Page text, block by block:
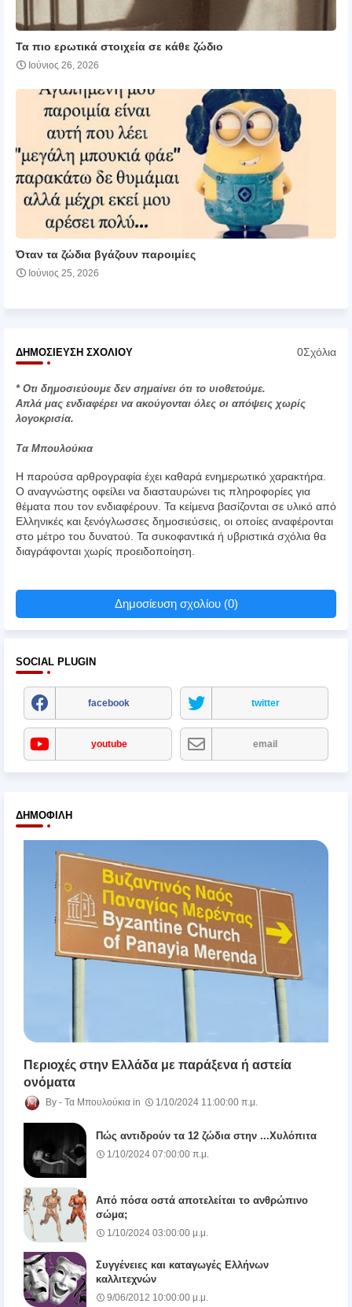
Τα πιο ερωτικά στοιχεία σε κάθε ζώδιο
Ιούνιος 26, 2026
Όταν τα ζώδια βγάζουν παροιμίες
Ιούνιος 25, 2026
ΔΗΜΟΣΊΕΥΣΗ ΣΧΟΛΊΟΥ 0Σχόλια
* Οτι δημοσιεύουμε δεν σημαίνει ότι το υιοθετούμε.
Απλά μας ενδιαφέρει να ακούγονται όλες οι απόψεις χωρίς
λογοκρισία.
Τα Μπουλούκια
Η παρούσα αρθρογραφία έχει καθαρά ενημερωτικό χαρακτήρα.
Ο αναγνώστης οφείλει να διασταυρώνει τις πληροφορίες για
θέματα που τον ενδιαφέρουν. Τα κείμενα βασίζονται σε υλικό από
Ελληνικές και ξενόγλωσσες δημοσιεύσεις, οι οποίες αναφέρονται
στο μέτρο του δυνατού. Τα συκοφαντικά ή υβριστικά σχόλια θα
διαγράφονται χωρίς προειδοποίηση.
Δημοσίευση σχολίου (0)
SOCIAL PLUGIN
facebook twitter
youtube email
ΔΗΜΟΦΙΛΉ
Περιοχές στην Ελλάδα με παράξενα ή αστεία
ονόματα
Τα Μπουλούκια 1/10/2024 11:00:00 π.μ.
Πώς αντιδρούν τα 12 ζώδια στην ...Χυλόπιτα
1/10/2024 07:00:00 π.μ.
Από πόσα οστά αποτελείται το ανθρώπινο
σώμα;
1/10/2024 03:00:00 μ.μ.
Συγγένειες και καταγωγές Ελλήνων
καλλιτεχνών
9/06/2012 10:00:00 μ.μ.